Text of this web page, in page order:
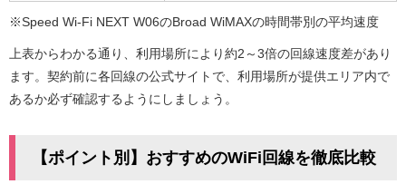
※Speed Wi-Fi NEXT W06のBroad WiMAXの時間帯別の平均速度
上表からわかる通り、利用場所により約2～3倍の回線速度差があり
ます。契約前に各回線の公式サイトで、利用場所が提供エリア内で
あるか必ず確認するようにしましょう。
【ポイント別】おすすめのWiFi回線を徹底比較